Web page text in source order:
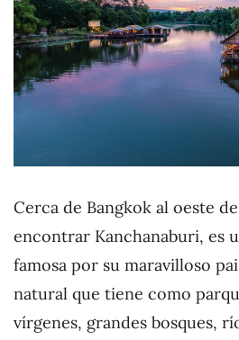
Cerca de Bangkok al oeste
encontrar Kanchanaburi, es
famosa por su maravilloso
natural que tiene como
vírgenes, grandes bosques,